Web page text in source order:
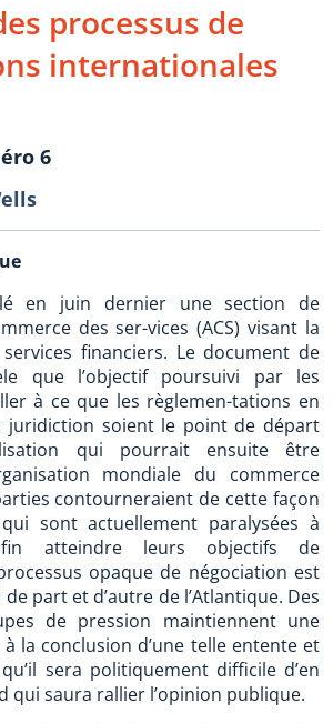
processus de
internationales
6
en juin dernier une section de
des ser-vices (ACS) visant la
financiers. Le document de
que l’objectif poursuivi par les
à ce que les règlemen-tations en
juridiction soient le point de départ
qui pourrait ensuite être
mondiale du commerce
contourneraient de cette façon
sont actuellement paralysées à
atteindre leurs objectifs de
opaque de négociation est
part et d’autre de l’Atlantique. Des
de pression maintiennent une
la conclusion d’une telle entente et
sera politiquement difficile d’en
qui saura rallier l’opinion publique.